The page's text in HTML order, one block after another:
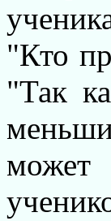
"Кто
"Так